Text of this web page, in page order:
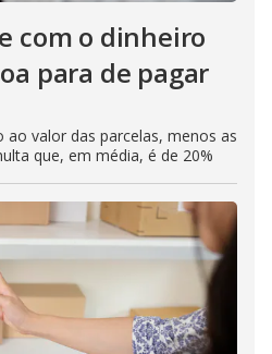
com o dinheiro
para de pagar
valor das parcelas, menos as
que, em média, é de 20%